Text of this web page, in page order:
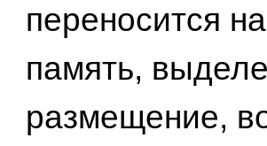
переносится
память,
размещение,